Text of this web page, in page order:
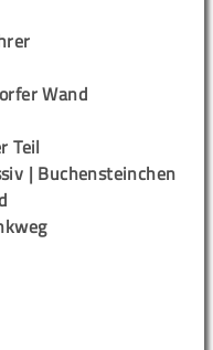
Wand
Teil
| Buchensteinchen